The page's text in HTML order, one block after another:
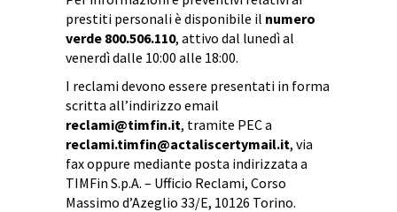
prestiti personali è disponibile il numero
verde 800.506.110, attivo dal lunedì al
venerdì dalle 10:00 alle 18:00.
I reclami devono essere presentati in forma
scritta all’indirizzo email
reclami@timfin.it, tramite PEC a
reclami.timfin@actaliscertymail.it, via
fax oppure mediante posta indirizzata a
TIMFin S.p.A. – Ufficio Reclami, Corso
Massimo d’Azeglio 33/E, 10126 Torino.